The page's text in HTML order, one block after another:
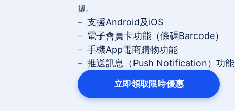
據。
支援Android及iOS
電子會員卡功能（條碼Barcode）
手機App電商購物功能
推送訊息（Push Notification）功能
立即領取限時優惠